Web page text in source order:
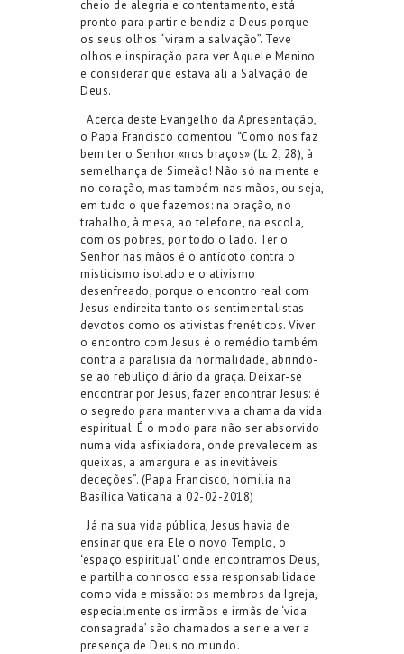
cheio de alegria e contentamento, está
pronto para partir e bendiz a Deus porque
os seus olhos “viram a salvação”. Teve
olhos e inspiração para ver Aquele Menino
e considerar que estava ali a Salvação de
Deus.
Acerca deste Evangelho da Apresentação,
o Papa Francisco comentou: “Como nos faz
bem ter o Senhor «nos braços» (Lc 2, 28), à
semelhança de Simeão! Não só na mente e
no coração, mas também nas mãos, ou seja,
em tudo o que fazemos: na oração, no
trabalho, à mesa, ao telefone, na escola,
com os pobres, por todo o lado. Ter o
Senhor nas mãos é o antídoto contra o
misticismo isolado e o ativismo
desenfreado, porque o encontro real com
Jesus endireita tanto os sentimentalistas
devotos como os ativistas frenéticos. Viver
o encontro com Jesus é o remédio também
contra a paralisia da normalidade, abrindo-
se ao rebuliço diário da graça. Deixar-se
encontrar por Jesus, fazer encontrar Jesus: é
o segredo para manter viva a chama da vida
espiritual. É o modo para não ser absorvido
numa vida asfixiadora, onde prevalecem as
queixas, a amargura e as inevitáveis
deceções”. (Papa Francisco, homilia na
Basílica Vaticana a 02-02-2018)
Já na sua vida pública, Jesus havia de
ensinar que era Ele o novo Templo, o
‘espaço espiritual’ onde encontramos Deus,
e partilha connosco essa responsabilidade
como vida e missão: os membros da Igreja,
especialmente os irmãos e irmãs de ‘vida
consagrada’ são chamados a ser e a ver a
presença de Deus no mundo.